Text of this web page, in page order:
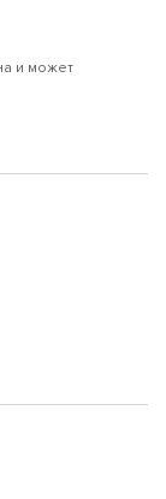
и может